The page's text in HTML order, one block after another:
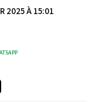
2025 À 15:01